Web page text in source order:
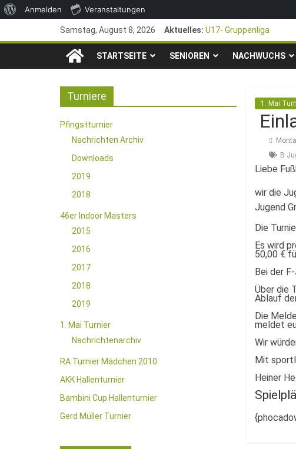
Über
Anmelden Veranstaltungen
Inhalt
Samstag, August 8, 2026 Aktuelles: U17- Gruppenliga
*U17-Junioren steigen
47. Otto Walter
1. Mai – Charity-
TSG
1846
e.V.
Mainz-
Kastel
STARTSEITE SENIOREN NACHWUCHS
1. Mai
B
Liebe
wir die
Jugend
Die
Es wird
50,00 €
Bei der
Über die
Ablauf
Die
meldet
Wir
Mit
Heiner
Turniere
Pfingstturnier
Nachrichten Archiv
Downloads
2019
2018
46er Indoor Masters
2015
2016
2017
2018
2019
1. Mai Turnier
Nachrichtenarchiv
RA Turnier Mädchen 2010
AKK Hallenturnier
Bambini Cup Hallenturnier
Gerd Müller Turnier